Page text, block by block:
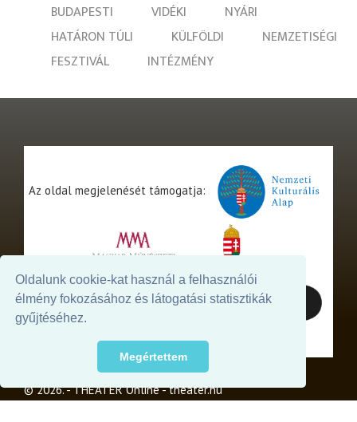
Oldalunk cookie-kat használ a felhasználói
élmény fokozásához és látogatási statisztikák
gyűjtéséhez.
Megértettem
BUDAPESTI VIDÉKI
NYÁRI
HATÁRON TÚLI
KÜLFÖLDI
NEMZETISÉGI
FESZTIVÁL
INTÉZMÉNY
Az oldal megjelenését támogatja:
© 2026. - THEATER Online -theater.hu